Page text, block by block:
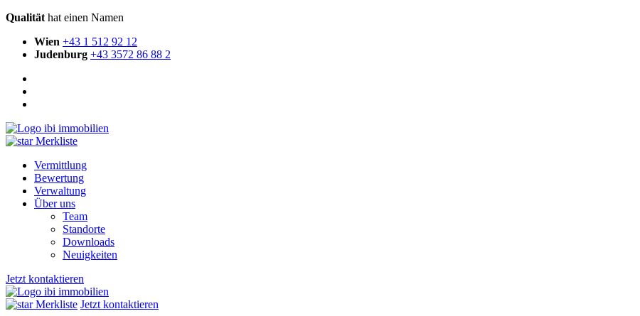
Qualität hat einen Namen
Wien +43 1 512 92 12
Judenburg +43 3572 86 88 2
Merkliste
Vermittlung
Bewertung
Verwaltung
Über uns
Team
Standorte
Downloads
Neuigkeiten
Jetzt kontaktieren
Merkliste Jetzt kontaktieren